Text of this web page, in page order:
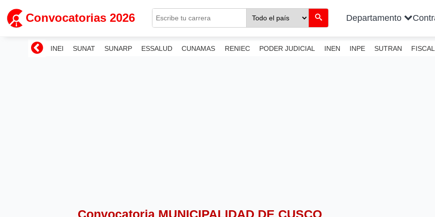
Convocatorias 2026 Departamento
INEI SUNAT SUNARP ESSALUD CUNAMAS RENIEC PODER JUDICIAL INEN INPE SUTRAN
Convocatoria MUNICIPALIDAD DE CUSCO